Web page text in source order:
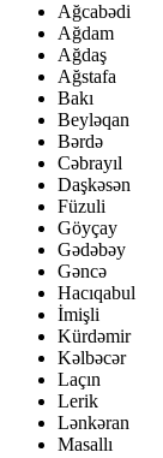
Ağcabədi
Ağdam
Ağdaş
Ağstafa
Bakı
Beyləqan
Bərdə
Cəbrayıl
Daşkəsən
Füzuli
Göyçay
Gədəbəy
Gəncə
Hacıqabul
İmişli
Kürdəmir
Kəlbəcər
Laçın
Lerik
Lənkəran
Masallı